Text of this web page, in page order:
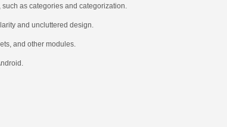
as categories and categorization.
and uncluttered design.
and other modules.